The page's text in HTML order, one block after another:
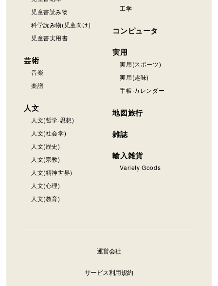
児童書読み物
科学読み物(児童向け)
児童書実用書
芸術
音楽
楽譜
人文
人文(哲学·思想)
人文(社会学)
人文(歴史)
人文(宗教)
人文(精神世界)
人文(心理)
人文(教育)
工学
コンピュータ
実用
実用(スポーツ)
実用(趣味)
手帳·カレンダー
地図旅行
雑誌
輸入雑貨
Variety Goods
運営会社
サービス利用規約